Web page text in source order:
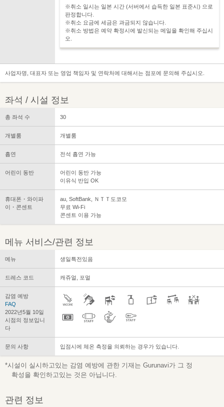
※취소 일시는 일본 시간 (서버에서 습득한 일본 표준시) 으로
판정합니다.
※취소 요금에 세금은 과금되지 않습니다.
※취소 방법은 예약 확정시에 발신되는 메일을 확인해 주십시
오.
사업자명, 대표자 또는 영업 책임자 및 연락처에 대해서는 점포에 문의해 주십시오.
좌석 / 시설 정보
총 좌석 수 30
개별룸 개별룸
흡연 전석 흡연 가능
어린이 동반
어린이 동반 가능
이유식 반입 OK
휴대폰・와이파
이・콘센트
au, SoftBank, ＮＴＴ도코모
무료 Wi-Fi
콘센트 이용 가능
메뉴 서비스/관련 정보
메뉴 생일특전있음
드레스 코드 캐쥬얼, 포멀
감염 예방
FAQ
2022년5월 10일
시점의 정보입니
다
문의 사항 입점시에 체온 측정을 의뢰하는 경우가 있습니다.
*시설이 실시하고있는 감염 예방에 관한 기재는 Gurunavi가 그 정
확성을 확인하고있는 것은 아닙니다.
관련 정보